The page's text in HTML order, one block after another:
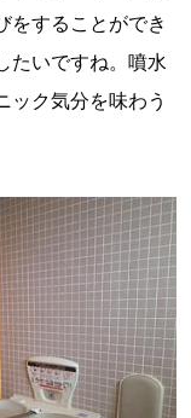
をすることができ
たいですね。噴水
ック気分を味わう